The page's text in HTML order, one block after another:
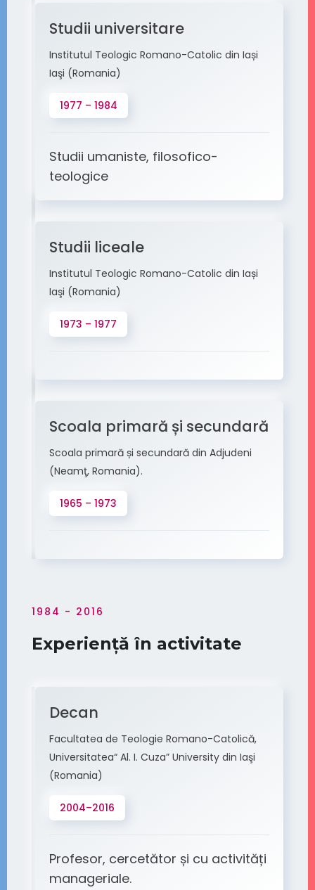
Studii universitare
Institutul Teologic Romano-Catolic din Iași
Iaşi (Romania)
1977 – 1984
Studii umaniste, filosofico-
teologice
Studii liceale
Institutul Teologic Romano-Catolic din Iași
Iaşi (Romania)
1973 – 1977
Scoala primară și secundară
Scoala primară și secundară din Adjudeni
(Neamţ, Romania).
1965 – 1973
1984 - 2016
Experiență în activitate
Decan
Facultatea de Teologie Romano-Catolică,
Universitatea“ Al. I. Cuza” University din Iaşi
(Romania)
2004–2016
Profesor, cercetător și cu activități
manageriale.